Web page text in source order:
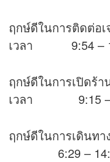
ฤกษ์ดีในการติดต่อเ
เวลา 9:54 –
ฤกษ์ดีในการเปิดร้า
เวลา 9:15 –
ฤกษ์ดีในการเดินท
6:29 –